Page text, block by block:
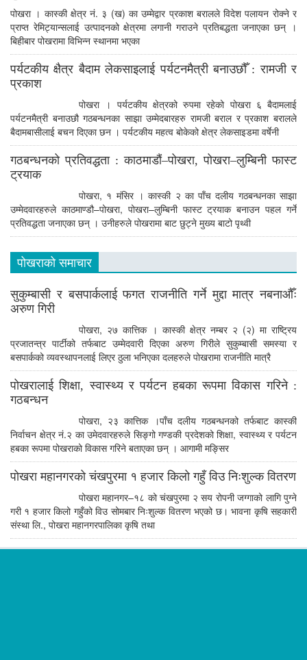
पोखरा । कास्की क्षेत्र नं. ३ (ख) का उम्मेद्वार प्रकाश बरालले विदेश पलायन रोक्ने र
प्राप्त रेमिट्यान्सलाई उत्पादनको क्षेत्रमा लगानी गराउने प्रतिबद्धता जनाएका छन् ।
बिहीबार पोखरामा विभिन्न स्थानमा भएका
पर्यटकीय क्षैत्र बैदाम लेकसाइलाई पर्यटनमैत्री बनाउछौँ : रामजी र
प्रकाश
पोखरा । पर्यटकीय क्षेत्रको रुपमा रहेको पोखरा ६ बैदामलाई
पर्यटनमैत्री बनाउछौ गठबन्धनका साझा उम्मेदबारहरु रामजी बराल र प्रकाश बरालले
बैदामबासीलाई बचन दिएका छन । पर्यटकीय महत्व बोकेको क्षेत्र लेकसाइडमा वर्षेनी
गठबन्धनको प्रतिवद्धता : काठमाडौं–पोखरा, पोखरा–लुम्बिनी फास्ट
ट्रयाक
पोखरा, १ मंसिर । कास्की २ का पाँच दलीय गठबन्धनका साझा
उम्मेदवारहरुले काठमाण्डौ–पोखरा, पोखरा–लुम्बिनी फास्ट ट्रयाक बनाउन पहल गर्ने
प्रतिवद्धता जनाएका छन् । उनीहरुले पोखरामा बाट छुट्ने मुख्य बाटो पृथ्वी
पोखराको समाचार
सुकुम्बासी र बसपार्कलाई फगत राजनीति गर्ने मुद्दा मात्र नबनाऔँः
अरुण गिरी
पोखरा, २७ कात्तिक । कास्की क्षेत्र नम्बर २ (२) मा राष्ट्रिय
प्रजातन्त्र पार्टीको तर्फबाट उम्मेदवारी दिएका अरुण गिरीले सुकुम्बासी समस्या र
बसपार्कको व्यवस्थापनलाई लिएर ठुला भनिएका दलहरुले पोखरामा राजनीति मात्रै
पोखरालाई शिक्षा, स्वास्थ्य र पर्यटन हबका रूपमा विकास गरिने :
गठबन्धन
पोखरा, २३ कात्तिक ।पाँच दलीय गठबन्धनको तर्फबाट कास्की
निर्वाचन क्षेत्र नं.२ का उमेदवारहरुले सिङ्गो गण्डकी प्रदेशको शिक्षा, स्वास्थ्य र पर्यटन
हबका रूपमा पोखराको विकास गरिने बताएका छन् । आगामी मङ्सिर
पोखरा महानगरको चंखपुरमा १ हजार किलो गहुँ विउ निःशुल्क वितरण
पोखरा महानगर–१८ को चंखपुरमा २ सय रोपनी जग्गाको लागि पुग्ने
गरी १ हजार किलो गहुँको विउ सोमबार निःशुल्क वितरण भएको छ। भावना कृषि सहकारी
संस्था लि., पोखरा महानगरपालिका कृषि तथा